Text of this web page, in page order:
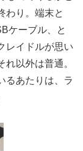
わり。端末と
ケーブル、と
レイドルが思い
以外は普通。
るあたりは、ラ